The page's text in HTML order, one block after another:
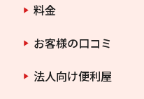
料金
お客様の口コミ
法人向け便利屋